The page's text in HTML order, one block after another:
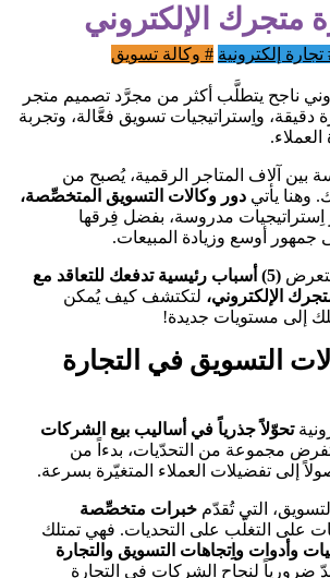
متجرك الإلكتروني
تجارة إلكترونية # وكالة تسويق
ناجح يتطلَّب أكثر من مجرَّد تصميم متجر
دقيقة، واِستراتيجيات تسويق فعَّالة، وتجربة
بين آلاف المتاجر الرقمية، يُصبح من
وهنا يأتي دور وكالات التسويق المتخصِّصة،
اِستراتيجيات مدروسة، بفضل فِرقها
جمهور أوسع وزيادة المبيعات.
(5) أسباب رئيسية تدفعك للتعاقد مع
الإلكتروني، لتكتشف كيف يُمكن
إلى مستويات جديدة!
التسويق في التجارة
تحوّلاً جذرياً في أساليب بيع الشركات
تفرض مجموعة من التحدّيات، بدءاً من
إلى تفضيلات العملاء المتغيّرة بسرعة.
التي تُقدّم خبرات متخصِّصة
على التغلّب على التحديات. فهي تمتلك
وأدوات واِتجاهات التسويق والتجارة
ضرورياً لنجاح الشركات في التجارة